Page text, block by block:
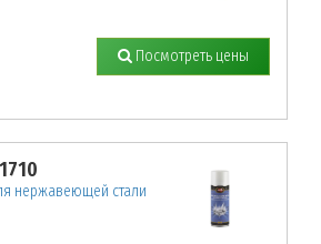
Посмотреть цены
нержавеющей стали